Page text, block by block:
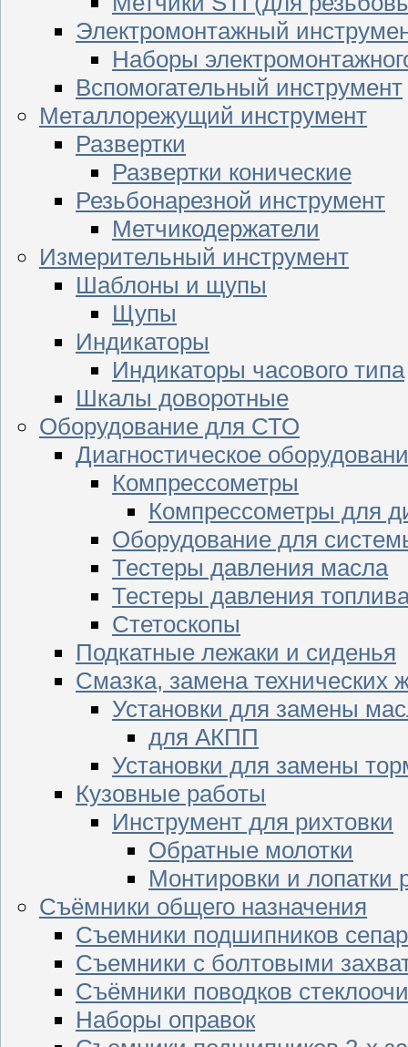
Электромонтажный
Наборы
Вспомогательный инструмент
Металлорежущий инструмент
Развертки
Развертки конические
Резьбонарезной инструмент
Метчикодержатели
Измерительный инструмент
Шаблоны и щупы
Щупы
Индикаторы
Индикаторы часового типа
Шкалы доворотные
Оборудование для СТО
Диагностическое
Компрессометры
Компрессометры для
Оборудование для
Тестеры давления масла
Тестеры давления
Стетоскопы
Подкатные лежаки и сиденья
Смазка, замена технических
Установки для замены
для АКПП
Установки для замены
Кузовные работы
Инструмент для рихтовки
Обратные молотки
Монтировки и лопатки
Съёмники общего назначения
Съемники подшипников
Съемники с болтовыми
Съёмники поводков
Наборы оправок